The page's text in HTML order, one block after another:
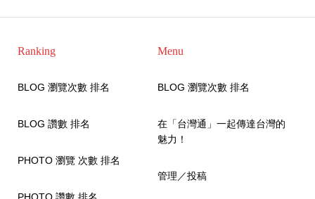
Ranking
BLOG 瀏覽次數 排名
BLOG 讚數 排名
PHOTO 瀏覽 次數 排名
PHOTO 讚數 排名
Menu
BLOG 瀏覽次數 排名
在「台灣通」一起傳達台灣的
魅力！
管理／投稿